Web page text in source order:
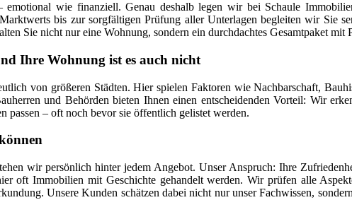
emotional wie finanziell. Genau deshalb legen wir bei Schaule
bis zur sorgfältigen Prüfung aller Unterlagen begleiten wir Sie
Sie nicht nur eine Wohnung, sondern ein durchdachtes Gesamtpaket mit
Ihre Wohnung ist es auch nicht
von größeren Städten. Hier spielen Faktoren wie Nachbarschaft,
und Behörden bieten Ihnen einen entscheidenden Vorteil: Wir
passen – oft noch bevor sie öffentlich gelistet werden.
wir persönlich hinter jedem Angebot. Unser Anspruch: Ihre
oft Immobilien mit Geschichte gehandelt werden. Wir prüfen alle
Unsere Kunden schätzen dabei nicht nur unser Fachwissen,